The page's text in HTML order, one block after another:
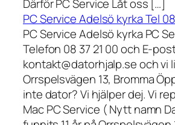
Därför PC Service Låt oss […]
PC Service Adelsö kyrka Tel
PC Service Adelsö kyrka PC
Telefon 08 37 21 00 och E-
kontakt@datorhjalp.se och vi
Orrspelsvägen 13, Bromma
inte dator? Vi hjälper dej. Vi
Mac PC Service ( Nytt namn